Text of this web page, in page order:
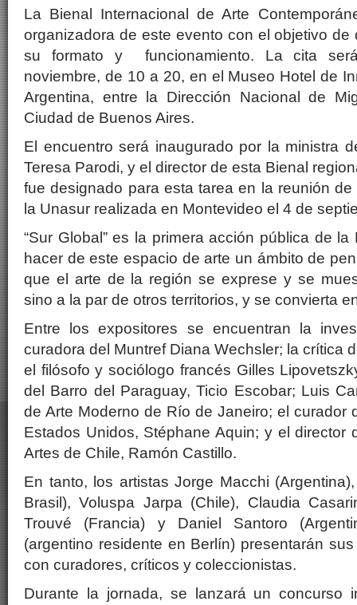
La Bienal Internacional de Arte
organizadora de este evento con el objetivo de
su formato y funcionamiento. La cita
noviembre, de 10 a 20, en el Museo Hotel de
Argentina, entre la Dirección Nacional de
Ciudad de Buenos Aires.
El encuentro será inaugurado por la ministra
Teresa Parodi, y el director de esta Bienal
fue designado para esta tarea en la reunión
la Unasur realizada en Montevideo el 4 de
“Sur Global” es la primera acción pública de
hacer de este espacio de arte un ámbito de
que el arte de la región se exprese y se
sino a la par de otros territorios, y se convierta
Entre los expositores se encuentran la
curadora del Muntref Diana Wechsler; la crítica
el filósofo y sociólogo francés Gilles
del Barro del Paraguay, Ticio Escobar; Luis
de Arte Moderno de Río de Janeiro; el curador
Estados Unidos, Stéphane Aquin; y el director
Artes de Chile, Ramón Castillo.
En tanto, los artistas Jorge Macchi
Brasil), Voluspa Jarpa (Chile), Claudia
Trouvé (Francia) y Daniel Santoro
(argentino residente en Berlín) presentarán
con curadores, críticos y coleccionistas.
Durante la jornada, se lanzará un concurso